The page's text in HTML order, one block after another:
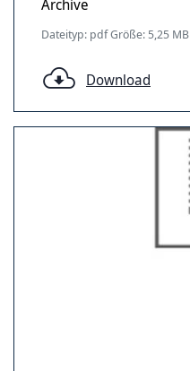
Archive
Dateityp: pdf Größe: 5,25 MB
Download